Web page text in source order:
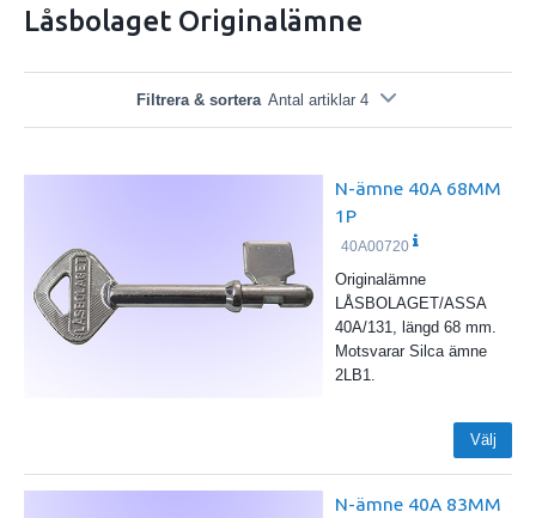
Låsbolaget Originalämne
Filtrera & sortera Antal artiklar 4
N-ämne 40A 68MM
1P
40A00720
Originalämne
LÅSBOLAGET/ASSA
40A/131, längd 68 mm.
Motsvarar Silca ämne
2LB1.
Välj
N-ämne 40A 83MM